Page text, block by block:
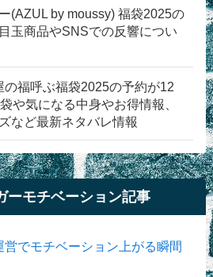
(AZUL by moussy) 福袋2025の
玉商品やSNSでの反響につい
福呼ぶ福袋2025の予約が12
や気になる中身やお得情報、
など最新ネタバレ情報
ーモチベーション記事
でモチベーション上がる瞬間